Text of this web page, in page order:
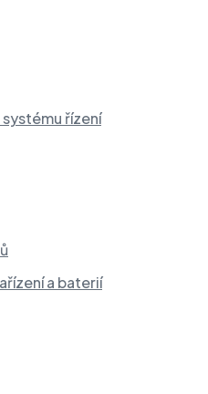
řízení
a baterií